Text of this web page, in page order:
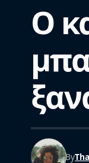
Ο
By